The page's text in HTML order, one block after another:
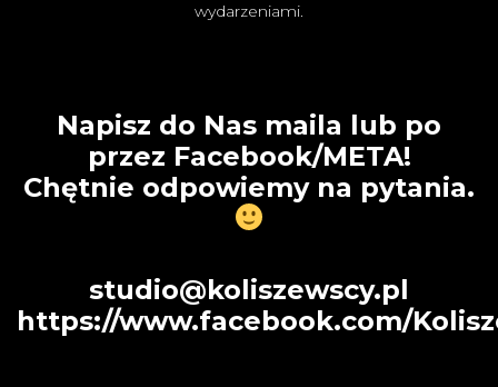
wydarzeniami.
Napisz do Nas maila lub po
przez Facebook/META!
Chętnie odpowiemy na pytania.
studio@koliszewscy.pl
https://www.facebook.com/